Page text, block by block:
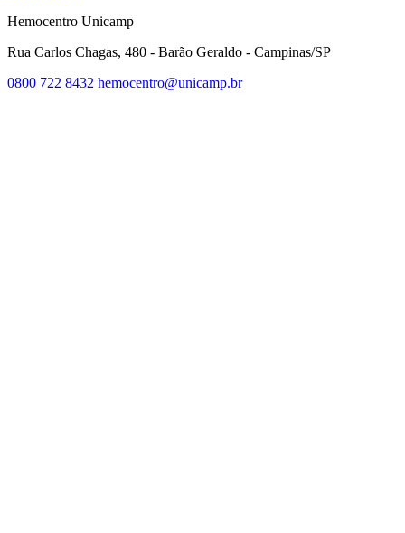
Hemocentro Unicamp
Rua Carlos Chagas, 480 - Barão Geraldo - Campinas/SP
0800 722 8432 hemocentro@unicamp.br